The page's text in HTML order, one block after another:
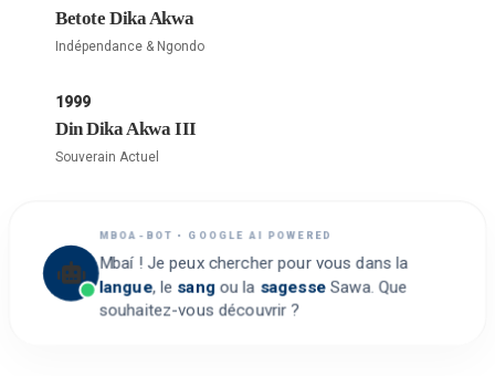
Betote Dika Akwa
Indépendance & Ngondo
1999
Din Dika Akwa III
Souverain Actuel
MBOA-BOT • GOOGLE AI POWERED
Mbaí ! Je peux chercher pour vous dans la
langue, le sangou la sagesseSawa. Que
souhaitez-vous découvrir ?